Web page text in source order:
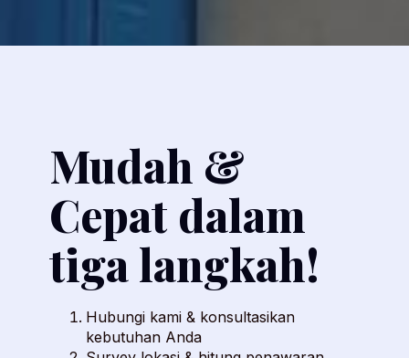
Mudah &
Cepat dalam
tiga langkah!
Hubungi kami & konsultasikan
kebutuhan Anda